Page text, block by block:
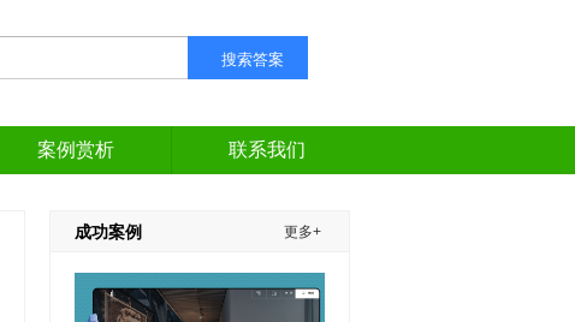
搜索答案
案例赏析 联系我们
成功案例 更多+